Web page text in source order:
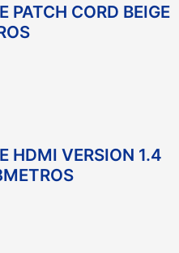
PATCH CORD BEIGE
HDMI VERSION 1.4